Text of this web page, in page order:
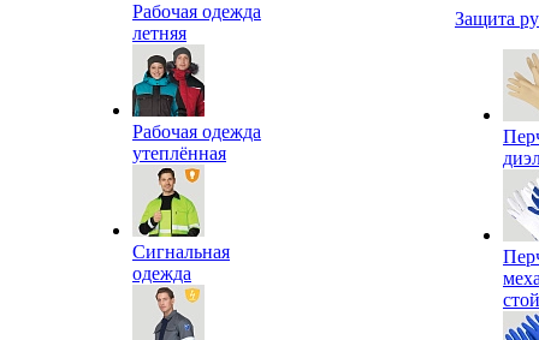
Рабочая одежда
летняя
Рабочая одежда
утеплённая
Сигнальная
одежда
Защита